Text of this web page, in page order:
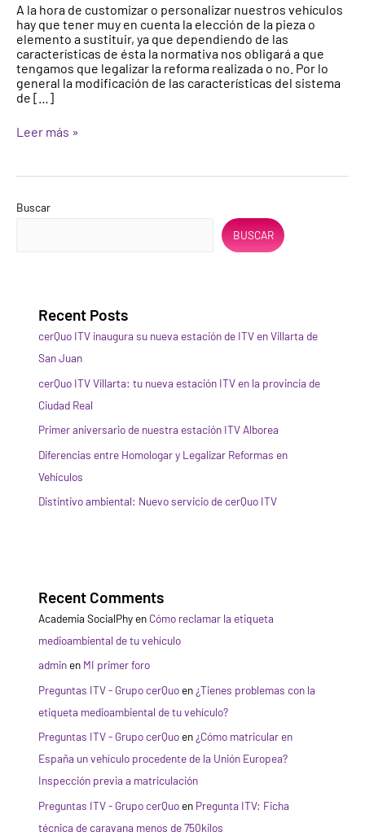
A la hora de customizar o personalizar nuestros vehículos
hay que tener muy en cuenta la elección de la pieza o
elemento a sustituir, ya que dependiendo de las
características de ésta la normativa nos obligará a que
tengamos que legalizar la reforma realizada o no. Por lo
general la modificación de las características del sistema
de […]
freno
del
coche
por
otros
perforados?
Leer más »
Buscar
BUSCAR
Recent Posts
cerQuo ITV inaugura su nueva estación de ITV en Villarta de
San Juan
cerQuo ITV Villarta: tu nueva estación ITV en la provincia de
Ciudad Real
Primer aniversario de nuestra estación ITV Alborea
Diferencias entre Homologar y Legalizar Reformas en
Vehículos
Distintivo ambiental: Nuevo servicio de cerQuo ITV
Recent Comments
Academia SocialPhyen Cómo reclamar la etiqueta
medioambiental de tu vehículo
adminen MI primer foro
Preguntas ITV - Grupo cerQuoen ¿Tienes problemas con la
etiqueta medioambiental de tu vehículo?
Preguntas ITV - Grupo cerQuoen ¿Cómo matricular en
España un vehículo procedente de la Unión Europea?
Inspección previa a matriculación
Preguntas ITV - Grupo cerQuoen Pregunta ITV: Ficha
técnica de caravana menos de 750kilos